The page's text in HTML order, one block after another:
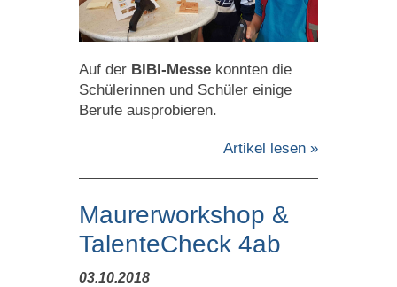
Auf der BIBI-Messe konnten die
Schülerinnen und Schüler einige
Berufe ausprobieren.
Artikel lesen »
Maurerworkshop &
TalenteCheck 4ab
03.10.2018